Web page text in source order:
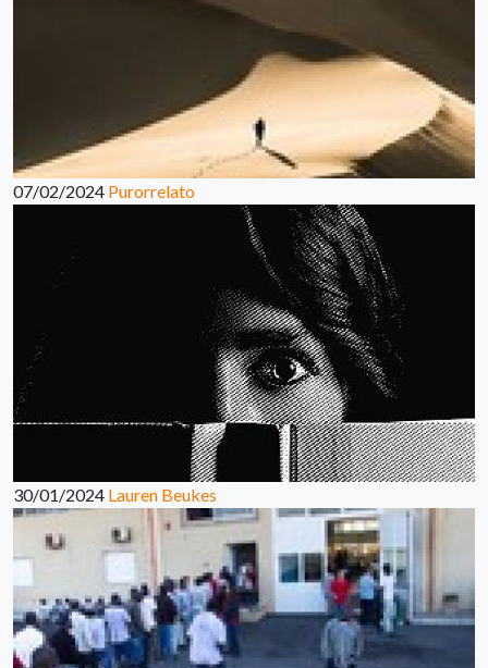
07/02/2024 Purorrelato
30/01/2024 Lauren Beukes